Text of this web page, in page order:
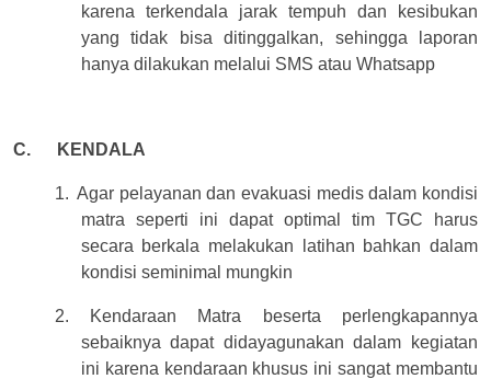
karena terkendala jarak tempuh dan kesibukan
yang tidak bisa ditinggalkan, sehingga laporan
hanya dilakukan melalui SMS atau Whatsapp
C. KENDALA
1. Agar pelayanan dan evakuasi medis dalam kondisi
matra seperti ini dapat optimal tim TGC harus
secara berkala melakukan latihan bahkan dalam
kondisi seminimal mungkin
2. Kendaraan Matra beserta perlengkapannya
sebaiknya dapat didayagunakan dalam kegiatan
ini karena kendaraan khusus ini sangat membantu